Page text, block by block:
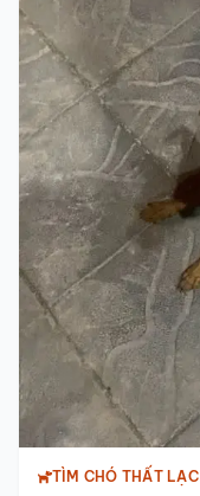
TÌM CHÓ THẤT LẠC